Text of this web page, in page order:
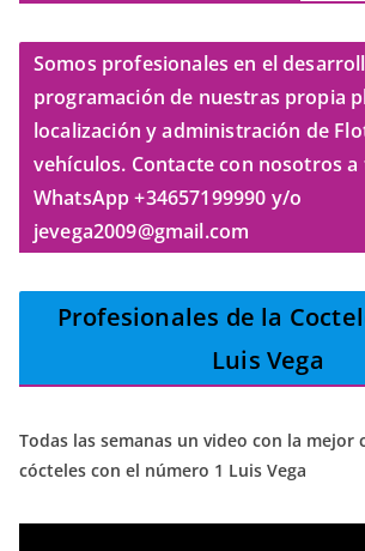
Somos profesionales en el
programación de nuestras propia
localización y administración de
vehículos. Contacte con nosotros a
WhatsApp +34657199990 y/o
jevega2009@gmail.com
Profesionales de la
Luis Vega
Todas las semanas un video con la mejor
cócteles con el número 1 Luis Vega